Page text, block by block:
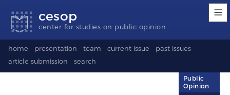
links
content
footer
selection
(Seletor
idioma)
cesop
center for studies on public opinion
home presentation team current issue
past issues
article submission
search
Public
Opinion